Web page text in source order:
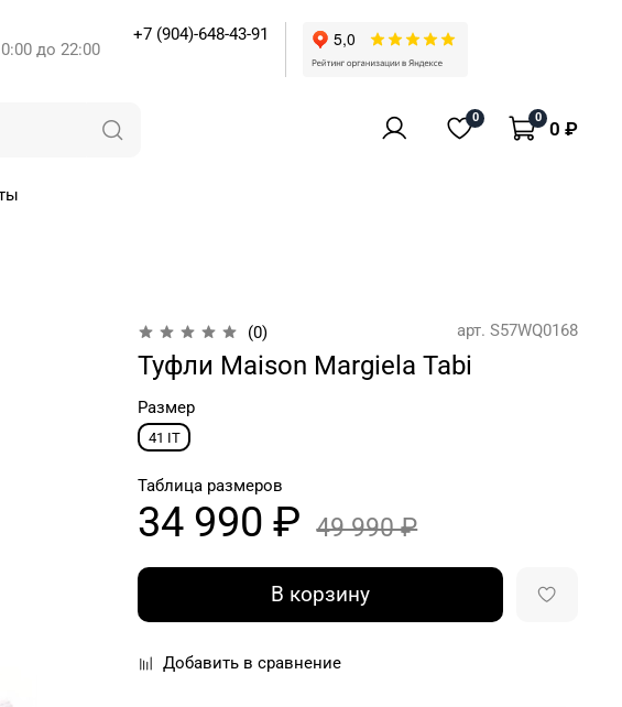
до 22:00
+7 (904)-648-43-91
0 0
0 ₽
(0) арт. S57WQ0168
Туфли Maison Margiela Tabi
Размер
41 IT
Таблица размеров
34 990 ₽ 49 990 ₽
В корзину
Добавить в сравнение